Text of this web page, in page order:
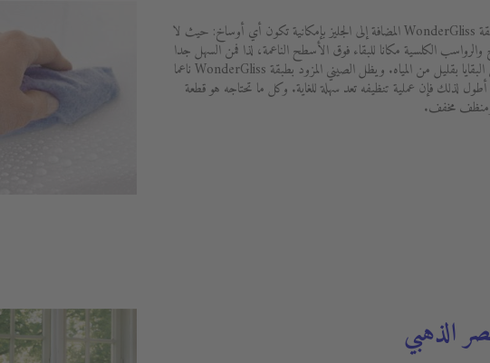
لا تسمح طبقة WonderGliss المضافة إلى الجليز بإمكانية تكون أي أوساخ: حيث لا
الكلسية مكانا للبقاء فوق الأسطح الناعمة، لذا فمن السهل جدا
التخلص من البقايا بقليل من المياه. ويظل الصيني المزود بطبقة WonderGliss ناعما
أطول لذلك فإن عملية تنظيفه تعد سهلة للغاية. وكل ما تحتاجه هو قطعة
ومنظف مخفف.
الذهبي